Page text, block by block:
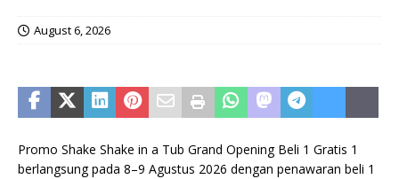
August 6, 2026
Promo Shake Shake in a Tub Grand Opening Beli 1 Gratis 1
berlangsung pada 8–9 Agustus 2026 dengan penawaran beli 1